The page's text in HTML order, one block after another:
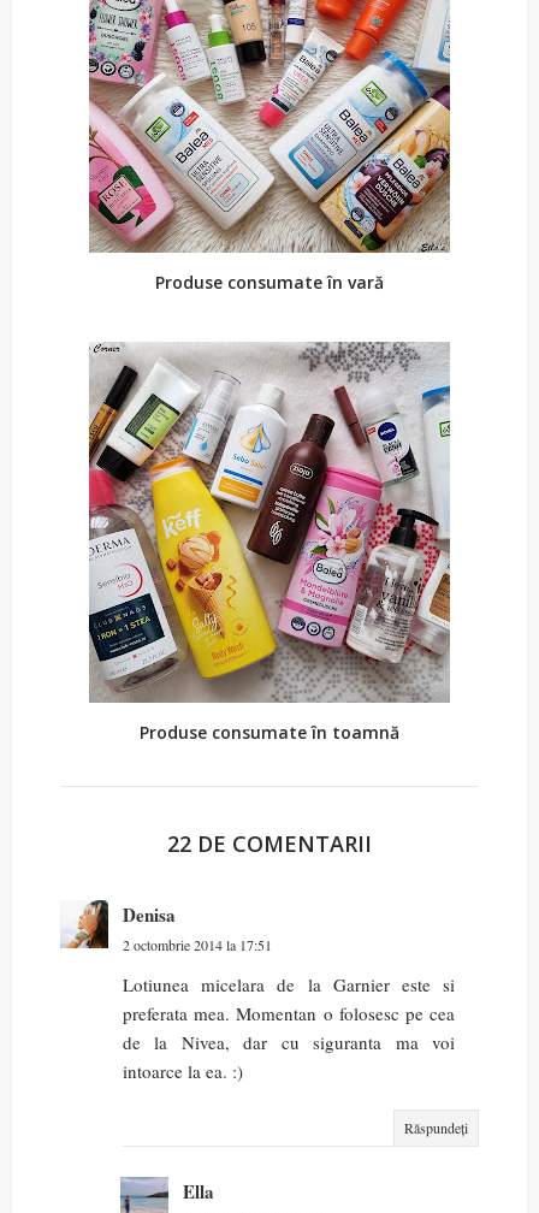
Produse consumate în vară
Produse consumate în toamnă
22 DE COMENTARII
Denisa
2 octombrie 2014 la 17:51
Lotiunea micelara de la Garnier este si
preferata mea. Momentan o folosesc pe cea
de la Nivea, dar cu siguranta ma voi
intoarce la ea. :)
Răspundeți
Ella